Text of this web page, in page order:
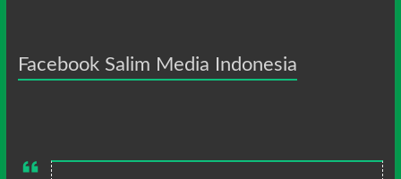
Facebook Salim Media Indonesia